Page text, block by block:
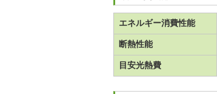
エネルギー消費性能
断熱性能
目安光熱費